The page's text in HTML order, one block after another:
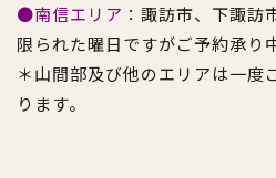
●南信エリア ：諏訪市、下諏訪
限られた曜日ですがご予約承り
＊山間部及び他のエリアは一度
ります。